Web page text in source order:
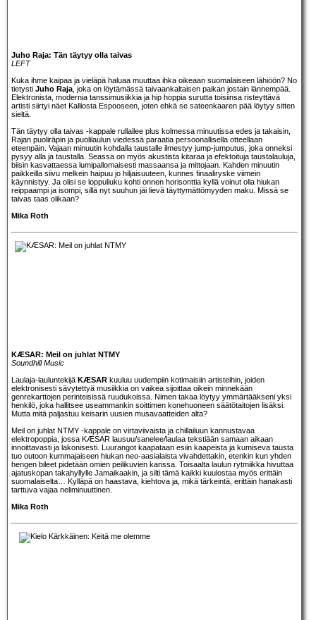
Juho Raja: Tän täytyy olla taivas
LEFT
Kuka ihme kaipaa ja vieläpä haluaa muuttaa ihka oikeaan suomalaiseen lähiöön? No
tietysti Juho Raja , joka on löytämässä taivaankaltaisen paikan jostain lännempää.
Elektronista, modernia tanssimusiikkia ja hip hoppia surutta toisiinsa risteyttävä
artisti siirtyi näet Kalliosta Espooseen, joten ehkä se sateenkaaren pää löytyy sitten
sieltä.
Tän täytyy olla taivas -kappale rullailee plus kolmessa minuutissa edes ja takaisin,
Rajan puoliräpin ja puolilaulun viedessä paraatia persoonallisella otteellaan
eteenpäin. Vajaan minuutin kohdalla taustalle ilmestyy jump-jumputus, joka onneksi
pysyy alla ja taustalla. Seassa on myös akustista kitaraa ja efektoituja taustalauluja,
biisin kasvattaessa lumipallomaisesti massaansa ja mittojaan. Kahden minuutin
paikkeilla siivu melkein haipuu jo hiljaisuuteen, kunnes finaaliryske viimein
käynnistyy. Ja olisi se loppuliuku kohti onnen horisonttia kyllä voinut olla hiukan
reippaampi ja isompi, sillä nyt suuhun jäi lievä täyttymättömyyden maku. Missä se
taivas taas olikaan?
Mika Roth
KÆSAR: Meil on juhlat NTMY
Soundhill Music
Laulaja-lauluntekijä KÆSAR kuuluu uudempiin kotimaisiin artisteihin, joiden
elektronisesti sävytettyä musiikkia on vaikea sijoittaa oikein minnekään
genrekarttojen perinteisissä ruudukoissa. Nimen takaa löytyy ymmärtääkseni yksi
henkilö, joka hallitsee useammankin soittimen konehuoneen säätötaitojen lisäksi.
Mutta mitä paljastuu keisarin uusien musavaatteiden alta?
Meil on juhlat NTMY -kappale on virtaviivaista ja chillailuun kannustavaa
elektropoppia, jossa KÆSAR lausuu/sanelee/laulaa tekstiään samaan aikaan
innoittavasti ja lakonisesti. Luurangot kaapataan esiin kaapeista ja kumiseva tausta
tuo outoon kummajaiseen hiukan neo-aasialaista vivahdettakin, etenkin kun yhden
hengen bileet pidetään omien peilikuvien kanssa. Toisaalta laulun rytmiikka hivuttaa
ajatuskopan takahyllylle Jamaikaakin, ja silti tämä kaikki kuulostaa myös erittäin
suomalaiselta… Kylläpä on haastava, kiehtova ja, mikä tärkeintä, erittäin hanakasti
tarttuva vajaa neliminuuttinen.
Mika Roth